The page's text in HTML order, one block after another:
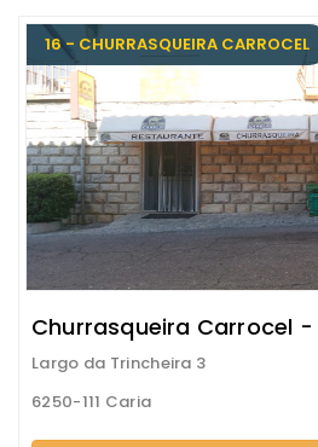
16 - CHURRASQUEIRA CARROCEL
Churrasqueira Carrocel
Largo da Trincheira 3
6250-111 Caria